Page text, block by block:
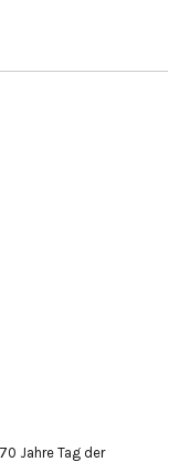
Jahre Tag der